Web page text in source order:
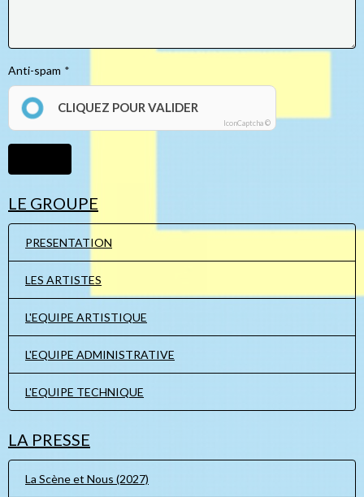
Anti-spam
CLIQUEZ POUR VALIDER
IconCaptcha ©
LE GROUPE
PRESENTATION
LES ARTISTES
L'EQUIPE ARTISTIQUE
L'EQUIPE ADMINISTRATIVE
L'EQUIPE TECHNIQUE
LA PRESSE
La Scène et Nous (2027)